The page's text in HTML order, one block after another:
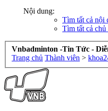
Nội dung:
Tìm tất cả nội
Tìm tất cả
Vnbadminton -Tin Tức -
Trang chủ Thành viên >